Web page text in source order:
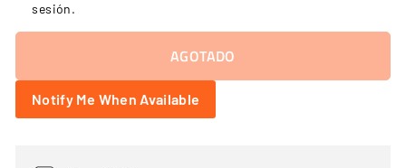
sesión.
AGOTADO
Notify Me When Available